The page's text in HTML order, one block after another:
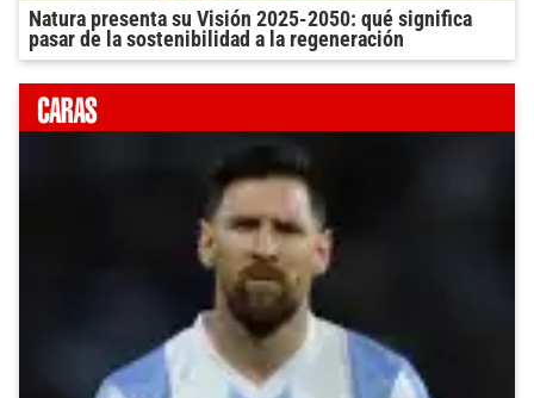
Natura presenta su Visión 2025-2050: qué significa
pasar de la sostenibilidad a la regeneración